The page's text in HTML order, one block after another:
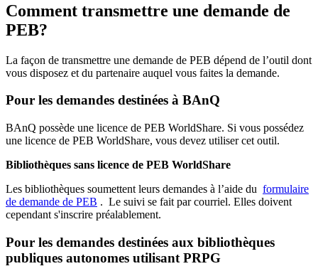
Comment transmettre une demande de
PEB?
La façon de transmettre une demande de PEB dépend de l’outil dont
vous disposez et du partenaire auquel vous faites la demande.
Pour les demandes destinées à BAnQ
BAnQ possède une licence de PEB WorldShare. Si vous possédez
une licence de PEB WorldShare, vous devez utiliser cet outil.
Bibliothèques sans licence de PEB WorldShare
Les bibliothèques soumettent leurs demandes à l’aide du formulaire
de demande de PEB . Le suivi se fait par courriel. Elles doivent
cependant s'inscrire préalablement.
Pour les demandes destinées aux bibliothèques
publiques autonomes utilisant PRPG